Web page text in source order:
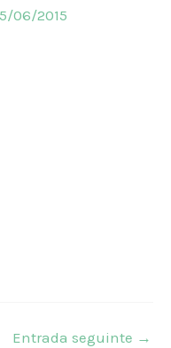
06/2015
Entrada seguinte →